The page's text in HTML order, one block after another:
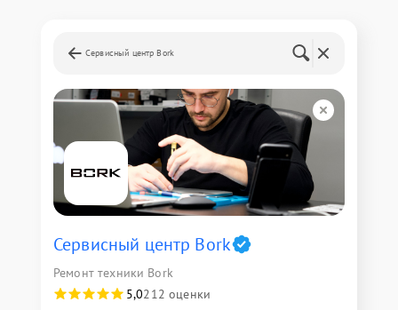
Сервисный центр Bork
Сервисный центр Bork
Ремонт техники Bork
5,0212 оценки